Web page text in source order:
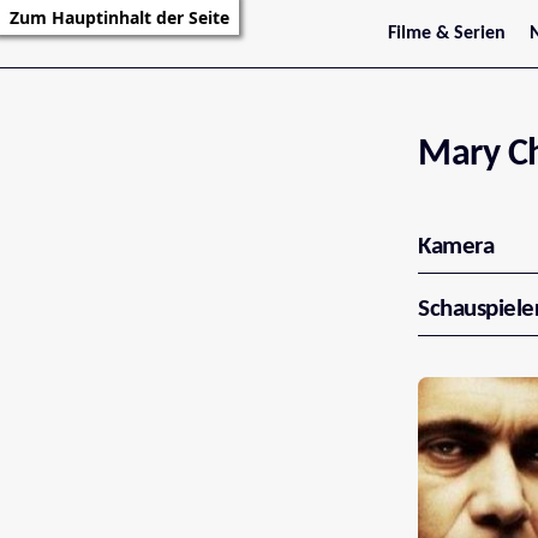
Zum Hauptinhalt der Seite
Filme & Serien
Trailer
Serienarchiv
Mary
Kamera